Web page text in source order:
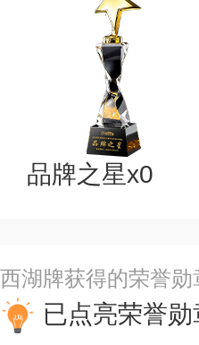
品牌之星x0
西湖牌获得的荣誉勋
已点亮荣誉